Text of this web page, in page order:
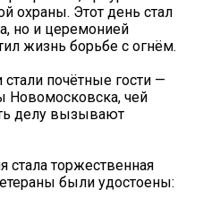
охраны. Этот день стал
но и церемонией
жизнь борьбе с огнём.
почётные гости —
Новомосковска, чей
делу вызывают
стала торжественная
были удостоены: